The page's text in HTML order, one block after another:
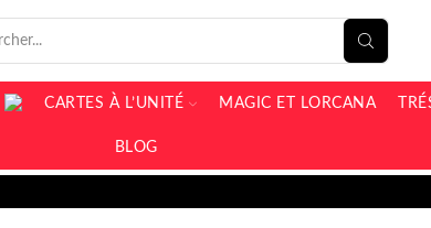
CARTES À L’UNITÉ MAGIC ET LORCANA
BLOG
Livraison Offerte à partir de